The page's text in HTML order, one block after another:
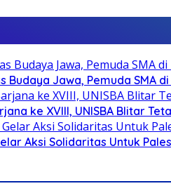
Jawa, Pemuda SMA
ke XVIII, UNISBA Blitar
Aksi Solidaritas Untuk